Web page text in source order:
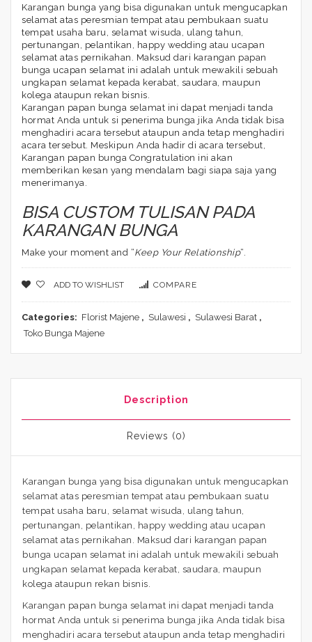
Karangan bunga yang bisa digunakan untuk mengucapkan
selamat atas peresmian tempat atau pembukaan suatu
tempat usaha baru, selamat wisuda, ulang tahun,
pertunangan, pelantikan, happy wedding atau ucapan
selamat atas pernikahan. Maksud dari karangan papan
bunga ucapan selamat ini adalah untuk mewakili sebuah
ungkapan selamat kepada kerabat, saudara, maupun
kolega ataupun rekan bisnis.
Karangan papan bunga selamat ini dapat menjadi tanda
hormat Anda untuk si penerima bunga jika Anda tidak bisa
menghadiri acara tersebut ataupun anda tetap menghadiri
acara tersebut. Meskipun Anda hadir di acara tersebut,
Karangan papan bunga Congratulation ini akan
memberikan kesan yang mendalam bagi siapa saja yang
menerimanya.
BISA CUSTOM TULISAN PADA
KARANGAN BUNGA
Make your moment and “Keep Your Relationship“.
ADD TO WISHLIST COMPARE
Categories: Florist Majene , Sulawesi , Sulawesi Barat ,
Toko Bunga Majene
Description
Reviews (0)
Karangan bunga yang bisa digunakan untuk mengucapkan
selamat atas peresmian tempat atau pembukaan suatu
tempat usaha baru, selamat wisuda, ulang tahun,
pertunangan, pelantikan, happy wedding atau ucapan
selamat atas pernikahan. Maksud dari karangan papan
bunga ucapan selamat ini adalah untuk mewakili sebuah
ungkapan selamat kepada kerabat, saudara, maupun
kolega ataupun rekan bisnis.
Karangan papan bunga selamat ini dapat menjadi tanda
hormat Anda untuk si penerima bunga jika Anda tidak bisa
menghadiri acara tersebut ataupun anda tetap menghadiri